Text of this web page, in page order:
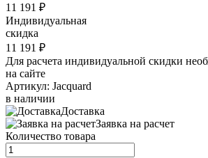
11 191 ₽
Индивидуальная
скидка
11 191 ₽
Для расчета индивидуальной скидки
на сайте
Артикул: Jacquard
в наличии
Доставка
Заявка на расчет
Количество товара